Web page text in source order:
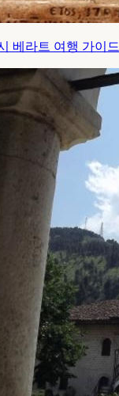
베라트 여행 가이